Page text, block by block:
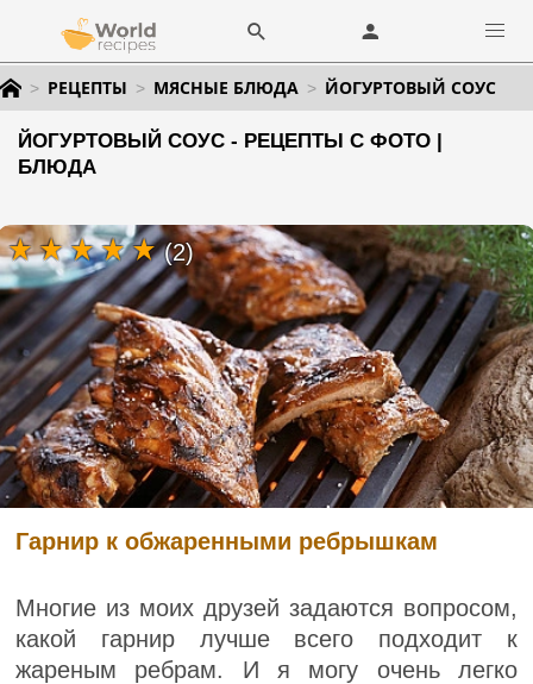
РЕЦЕПТЫ МЯСНЫЕ БЛЮДА ЙОГУРТОВЫЙ СОУС
ЙОГУРТОВЫЙ СОУС - РЕЦЕПТЫ С ФОТО |
БЛЮДА
Гарнир к обжаренными ребрышкам
Многие из моих друзей задаются вопросом,
какой гарнир лучше всего подходит к
жареным ребрам. И я могу очень легко
(2)